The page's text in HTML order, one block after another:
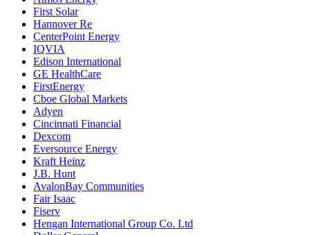
First Solar
Hannover Re
CenterPoint Energy
IQVIA
Edison International
GE HealthCare
FirstEnergy
Cboe Global Markets
Adyen
Cincinnati Financial
Dexcom
Eversource Energy
Kraft Heinz
J.B. Hunt
AvalonBay Communities
Fair Isaac
Fiserv
Hengan International Group Co. Ltd